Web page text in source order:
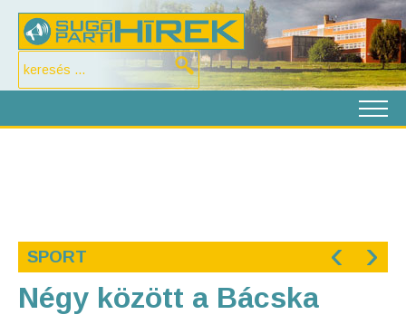
SPORT ‹ ›
Négy között a Bácska